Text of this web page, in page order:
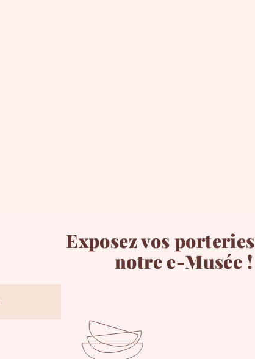
Exposez vos
notre e-Musée !